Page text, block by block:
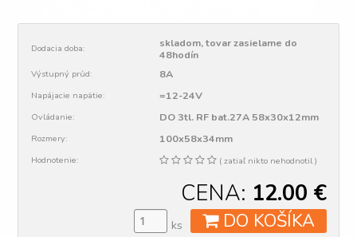
Dodacia doba:
skladom, tovar zasielame do
48hodín
Výstupný prúd: 8A
Napájacie napätie: =12-24V
Ovládanie: DO 3tl. RF bat.27A 58x30x12mm
Rozmery: 100x58x34mm
Hodnotenie: ( zatiaľ nikto nehodnotil )
CENA: 12.00 €
DO KOŠÍKA
ks